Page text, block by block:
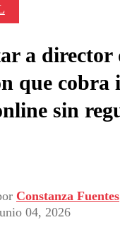
a
que cobra
sin
Constanza Fuentes
04, 2026